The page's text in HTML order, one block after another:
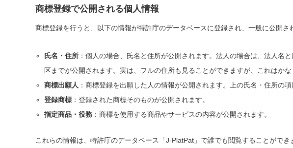
商標登録で公開される個人情報
商標登録を行うと、以下の情報が特許庁のデータベースに登録され、一般に公開さ
氏名・住所 ：個人の場合、氏名と住所が公開されます。法人の場合は、法人
区までが公開されます。実は、フルの住所も見ることができますが、これはか
商標出願人 ：商標登録を出願した人の情報が公開されます。上の氏名・住所の項
登録商標 ：登録された商標そのものが公開されます。
指定商品・役務 ：商標を使用する商品やサービスの内容が公開されます。
これらの情報は、特許庁のデータベース「J-PlatPat」で誰でも閲覧することがで